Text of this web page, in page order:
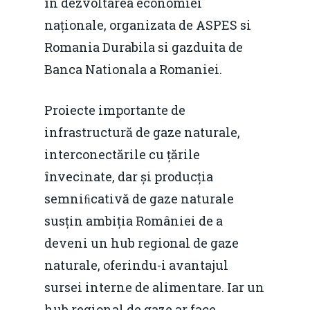
naționale, organizata de ASPES si
Romania Durabila si gazduita de
Banca Nationala a Romaniei.
Proiecte importante de
infrastructură de gaze naturale,
interconectările cu țările
învecinate, dar și producția
semniﬁcativă de gaze naturale
susțin ambiția României de a
deveni un hub regional de gaze
naturale, oferindu-i avantajul
sursei interne de alimentare. Iar un